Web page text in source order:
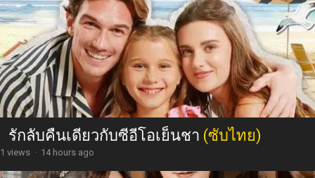
รักลับคืนเดียวกับซีอีโอเย็นชา (ซับไทย)
1 views · 14 hours ago